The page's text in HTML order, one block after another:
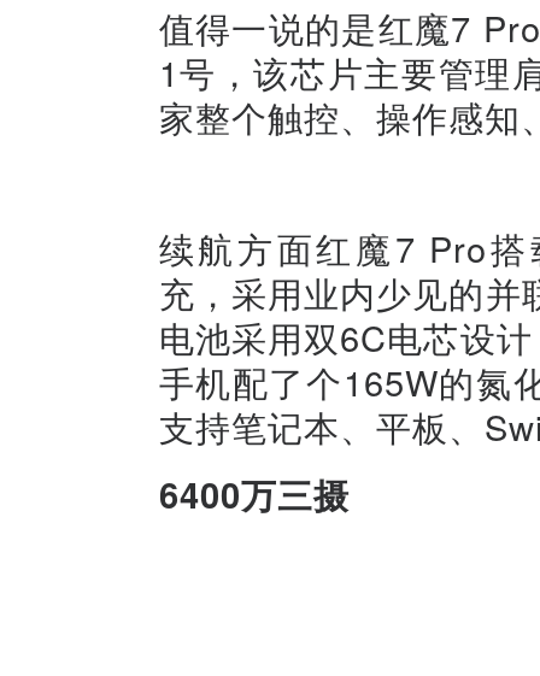
值得一说的是红魔7
1号，该芯片主要管理
家整个触控、操作感知
续航方面红魔7 Pro
充，采用业内少见的
电池采用双6C电芯设
手机配了个165W的氮
支持笔记本、平板、
6400万三摄